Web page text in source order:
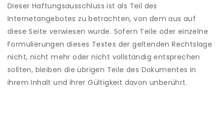
Dieser Haftungsausschluss ist als Teil des
Internetangebotes zu betrachten, von dem aus auf
diese Seite verwiesen wurde. Sofern Teile oder einzelne
Formulierungen dieses Textes der geltenden Rechtslage
nicht, nicht mehr oder nicht vollständig entsprechen
sollten, bleiben die übrigen Teile des Dokumentes in
ihrem Inhalt und ihrer Gültigkeit davon unberührt.